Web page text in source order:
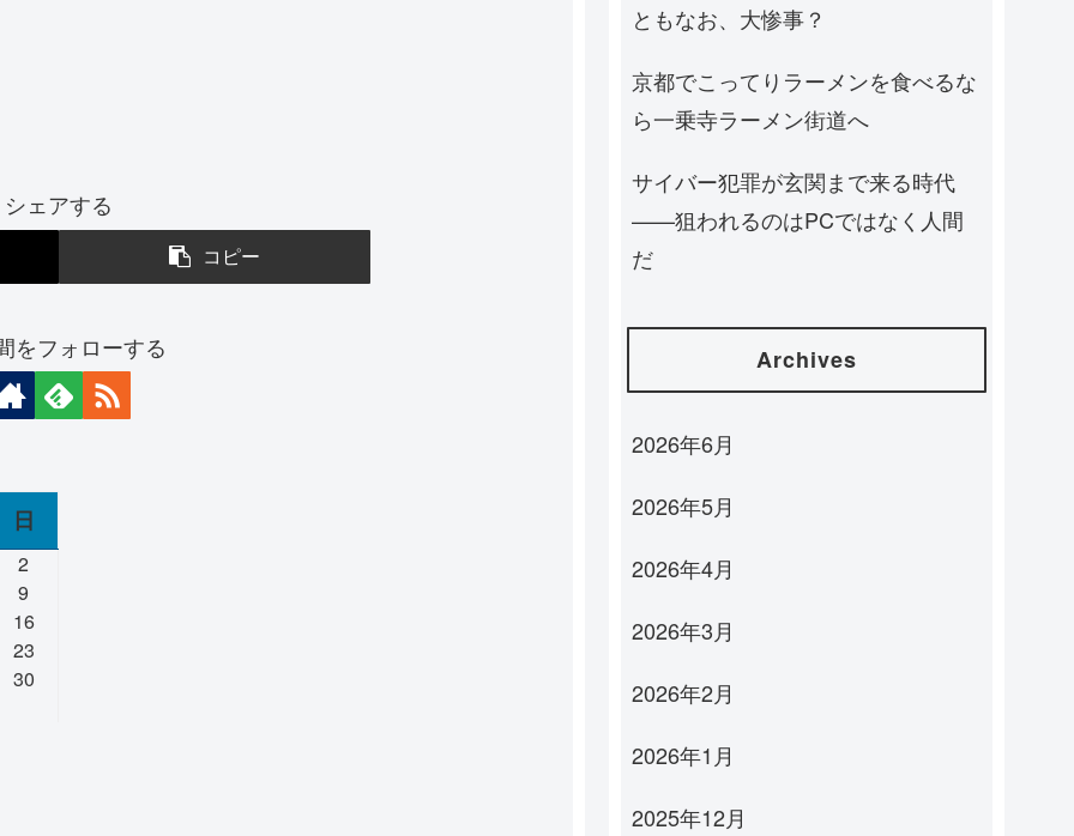
シェアする
コピー
をフォローする
日
2
9
16
23
30
ともなお、大惨事？
京都でこってりラーメンを食べるな
ら一乗寺ラーメン街道へ
サイバー犯罪が玄関まで来る時代
——狙われるのはPCではなく人間
だ
Archives
2026年6月
2026年5月
2026年4月
2026年3月
2026年2月
2026年1月
2025年12月